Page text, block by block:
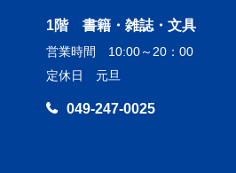
1階 書籍・雑誌・文具
営業時間 10:00～20：00
定休日 元旦
049-247-0025